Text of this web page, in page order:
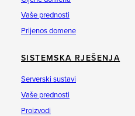
Vaše prednosti
Prijenos domene
SISTEMSKA RJEŠENJA
Serverski sustavi
Vaše prednosti
Proizvodi